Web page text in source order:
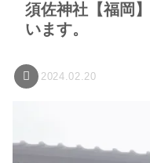
須佐神社【福岡
います。
2024.02.20